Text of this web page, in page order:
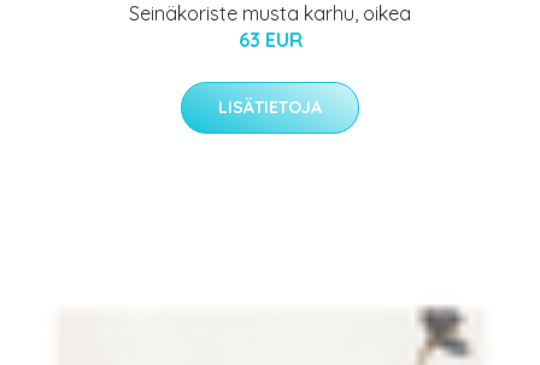
Seinäkoriste musta karhu, oikea
63 EUR
LISÄTIETOJA